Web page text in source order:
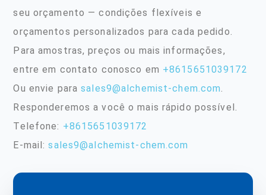
seu orçamento — condições flexíveis e
orçamentos personalizados para cada pedido.
Para amostras, preços ou mais informações,
entre em contato conosco em +8615651039172
Ou envie parasales9@alchemist-chem.com.
Responderemos a você o mais rápido possível.
Telefone: +8615651039172
E-mail:sales9@alchemist-chem.com